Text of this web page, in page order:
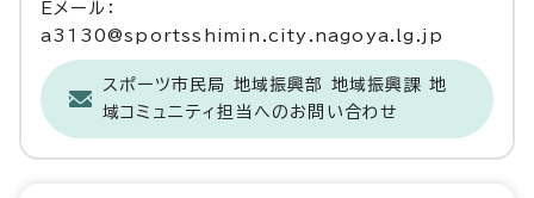
Eメール：
a3130@sportsshimin.city.nagoya.lg.jp
スポーツ市民局 地域振興部 地域振興課 地
域コミュニティ担当へのお問い合わせ